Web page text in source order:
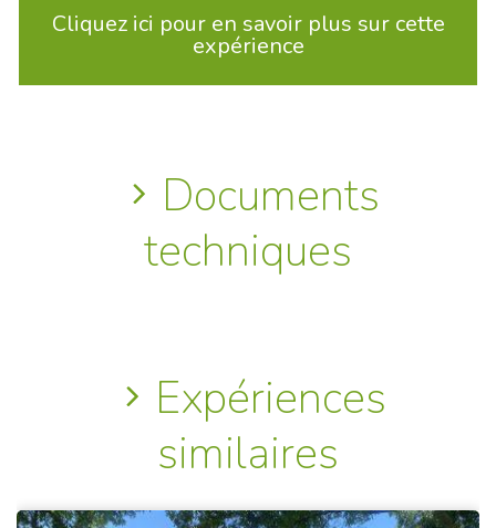
Cliquez ici pour en savoir plus sur cette
expérience
Documents
techniques
Expériences
similaires